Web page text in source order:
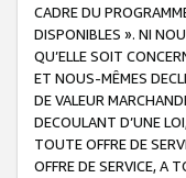
CADRE DU
DISPONIBLES ». NI
QU’ELLE SOIT
ET NOUS-MÊMES
DE VALEUR
DECOULANT D’UNE
TOUTE OFFRE DE
OFFRE DE SERVICE, A